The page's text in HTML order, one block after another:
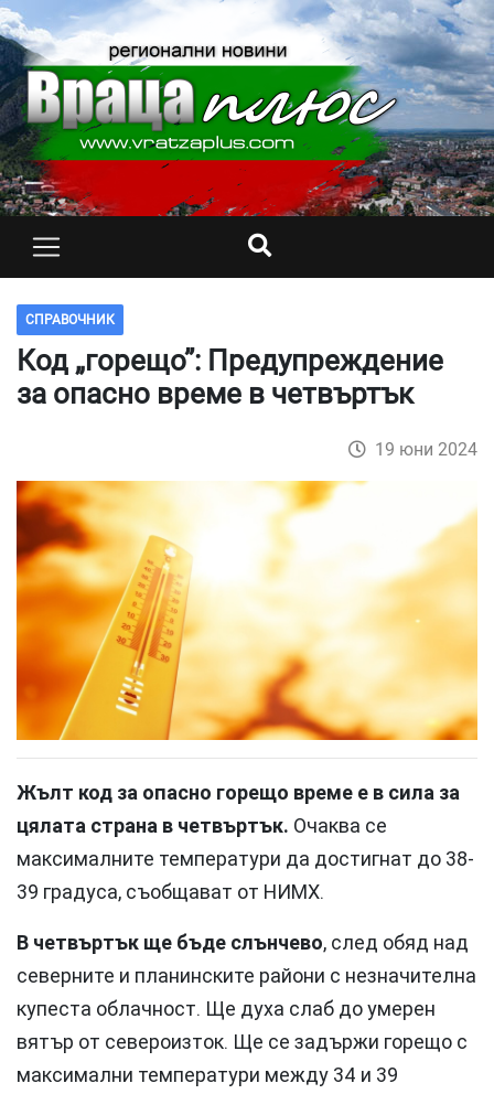
СПРАВОЧНИК
Код „горещо”: Предупреждение
за опасно време в четвъртък
19 юни 2024
Жълт код за опасно горещо време е в сила за
цялата страна в четвъртък. Очаква се
максималните температури да достигнат до 38-
39 градуса, съобщават от НИМХ.
В четвъртък ще бъде слънчево, след обяд над
северните и планинските райони с незначителна
купеста облачност. Ще духа слаб до умерен
вятър от североизток. Ще се задържи горещо с
максимални температури между 34 и 39